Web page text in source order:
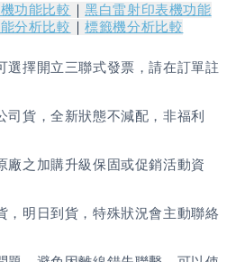
功能比較 ｜黑白雷射印表機功能
分析比較 ｜標籤機分析比較
選擇開立三聯式發票，請在訂單註
司貨，全新狀態不減配，非福利
廠之加購升級保固或促銷活動資
，明日到貨，特殊狀況會主動聯絡